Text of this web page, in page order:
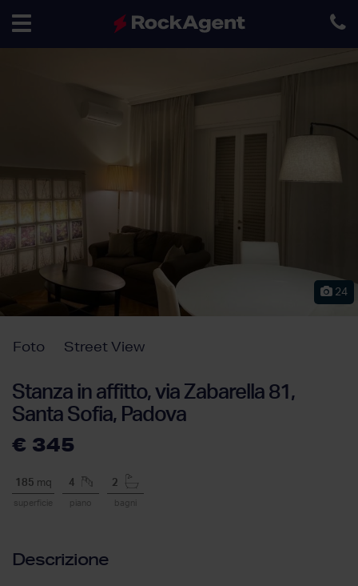
Stanza in affitto, via Zabarella 81,
Santa Sofia, Padova
€ 345
185 mq
superficie
4
piano
2
bagni
24
Foto Street View
Descrizione